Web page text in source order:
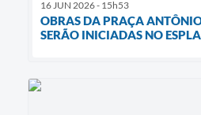
16 JUN 2026 - 15h53
OBRAS DA PRAÇA
SERÃO INICIADAS NO